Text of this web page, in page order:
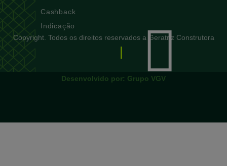
Cashback
Indicação
Copyright. Todos os direitos reservados a Geratriz Construtora
Desenvolvido por: Grupo VGV